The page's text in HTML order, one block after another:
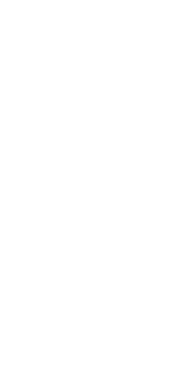
linha no cancro da
em doentes não
psicólogo e
do ouvido com